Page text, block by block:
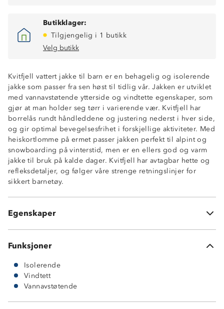
Butikklager:
Tilgjengelig i 1 butikk
Velg butikk
Kvitfjell vattert jakke til barn er en behagelig og isolerende
jakke som passer fra sen høst til tidlig vår. Jakken er utviklet
med vannavstøtende ytterside og vindtette egenskaper, som
gjør at man holder seg tørr i varierende vær. Kvitfjell har
borrelås rundt håndleddene og justering nederst i hver side,
og gir optimal bevegelsesfrihet i forskjellige aktiviteter. Med
heiskortlomme på ermet passer jakken perfekt til alpint og
snowboarding på vinterstid, men er en ellers god og varm
jakke til bruk på kalde dager. Kvitfjell har avtagbar hette og
refleksdetaljer, og følger våre strenge retningslinjer for
sikkert barnetøy.
Egenskaper
Isolerende
Vannavstøtende (4000 mm vannsøyle)
Vindtett
Avtagbar hette med justering
Borrelås på ermer
Heiskortlomme med glidelås
Justering nede i sidene
Oeko-Tex Standard 100
Funksjoner
Isolerende
Vindtett
Vannavstøtende